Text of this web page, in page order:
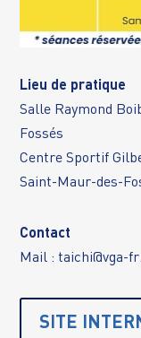
Lieu de pratique
Salle Raymond
Fossés
Centre Sportif
Saint-Maur-des-
Contact
Mail :taichi@vga-
SITE